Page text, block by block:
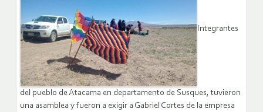
Integrantes
del pueblo de Atacama en departamento de Susques, tuvieron
una asamblea y fueron a exigir a Gabriel Cortes de la empresa